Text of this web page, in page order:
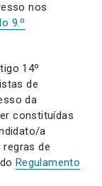
nos
9.º
14º
de
da
constituídas
a
de
Regulamento